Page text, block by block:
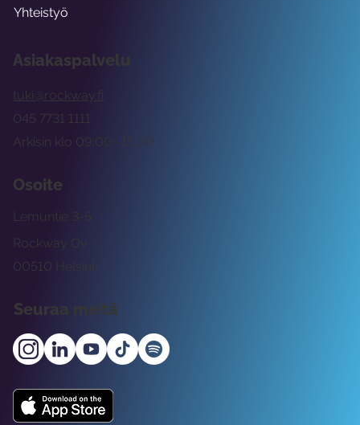
Asiakaspalvelu
tuki@rockway.fi
Arkisin klo 09:00 -15:00
045 7731 1111
Osoite
Rockway Oy
Lemuntie 3-5
00510 Helsinki
Seuraa meitä
Yhteistyö